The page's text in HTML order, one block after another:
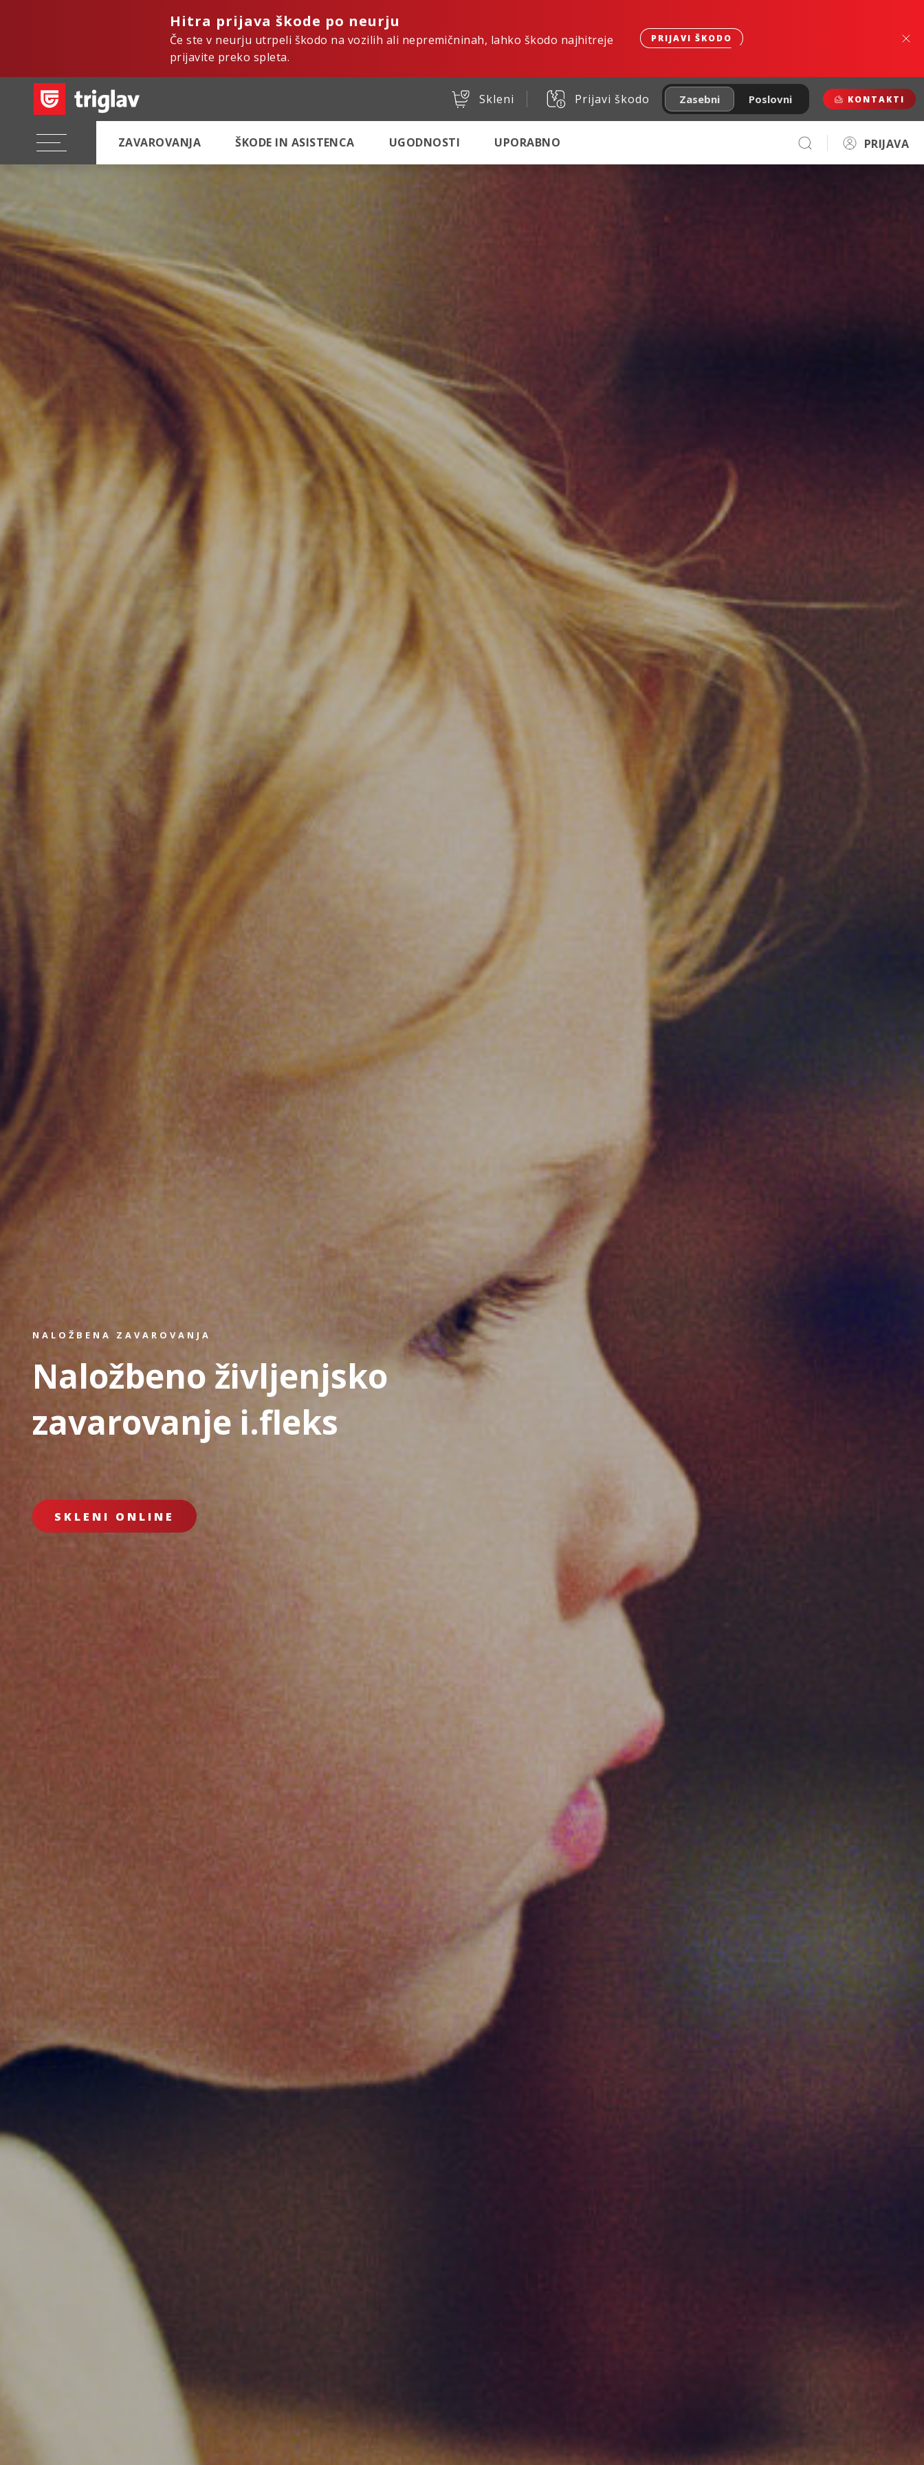
Hitra prijava škode po neurju
Če ste v neurju utrpeli škodo na vozilih ali nepremičninah, lahko škodo najhitreje
prijavite preko spleta.
PRIJAVI ŠKODO
Skleni Prijavi škodo Zasebni Poslovni KONTAKTI
ZAVAROVANJA ŠKODE IN ASISTENCA UGODNOSTI UPORABNO PRIJAVA
NALOŽBENA ZAVAROVANJA
Naložbeno življenjsko
zavarovanje i.fleks
SKLENI ONLINE